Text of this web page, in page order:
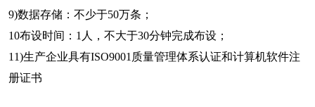
9)数据存储：不少于50万条；
10布设时间：1人，不大于30分钟完成布设；
11)生产企业具有ISO9001质量管理体系认证和计算机软件注
册证书